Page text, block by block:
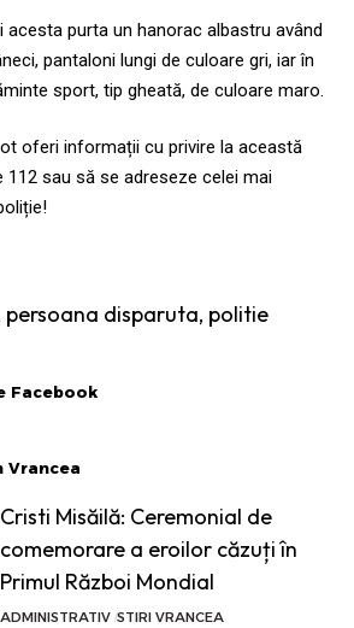
acesta purta un hanorac albastru având
pantaloni lungi de culoare gri, iar în
sport, tip gheată, de culoare maro.
oferi informații cu privire la această
112 sau să se adreseze celei mai
persoana disparuta, politie
Facebook
Vrancea
Cristi Misăilă: Ceremonial de
comemorare a eroilor căzuți în
Primul Război Mondial
ADMINISTRATIV STIRI VRANCEA